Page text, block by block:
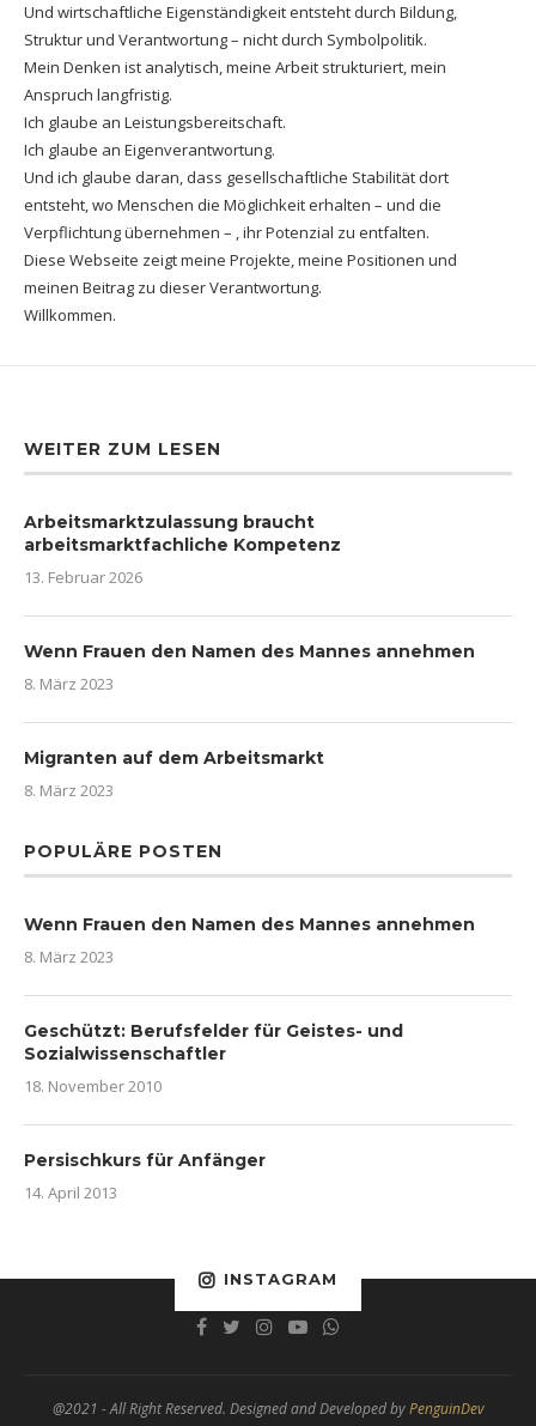
Und wirtschaftliche Eigenständigkeit entsteht durch Bildung,
Struktur und Verantwortung – nicht durch Symbolpolitik.
Mein Denken ist analytisch, meine Arbeit strukturiert, mein
Anspruch langfristig.
Ich glaube an Leistungsbereitschaft.
Ich glaube an Eigenverantwortung.
Und ich glaube daran, dass gesellschaftliche Stabilität dort
entsteht, wo Menschen die Möglichkeit erhalten – und die
Verpflichtung übernehmen – , ihr Potenzial zu entfalten.
Diese Webseite zeigt meine Projekte, meine Positionen und
meinen Beitrag zu dieser Verantwortung.
Willkommen.
WEITER ZUM LESEN
Arbeitsmarktzulassung braucht
arbeitsmarktfachliche Kompetenz
13. Februar 2026
Wenn Frauen den Namen des Mannes annehmen
8. März 2023
Migranten auf dem Arbeitsmarkt
8. März 2023
POPULÄRE POSTEN
Wenn Frauen den Namen des Mannes annehmen
8. März 2023
Geschützt: Berufsfelder für Geistes- und
Sozialwissenschaftler
18. November 2010
Persischkurs für Anfänger
14. April 2013
INSTAGRAM
@2021 - All Right Reserved. Designed and Developed byPenguinDev